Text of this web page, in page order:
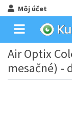
Môj účet
Air Optix
mesačné) -